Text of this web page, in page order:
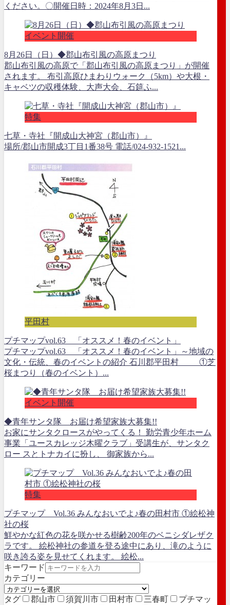
ください。〇開催日時：2024年8月3日...
イベント開催
8月26日（日）◆郡山布引風の高原まつり
郡山布引風の高原で「郡山布引風の高原まつり」が開催
されます。 布引高原ひまわりウォーク（5km）や大根・
キャベツの収穫体験、大声大会、石筵ふ...
特集
七草・寺社『開成山大神宮（郡山市）』
場所/郡山市開成3丁目1番38号 電話/024-932-1521...
平田村
プチマップvol.63 「オススメ！春のイベント」
プチマップvol.63 「オススメ！春のイベント」～地域の
文化・伝統、春のイベントの紹介 石川郡平田村 ①芝
桜まつり（春のイベント）...
イベント開催
◆青年サンタ隊 お届け希望家族大募集!!
お家にサンタクロースがやってくる！ 勤労青少年ホーム
事業「ユースカレッジ木曜クラブ」受講生が、サンタク
ロー スとトナカイに扮し、 御家族から...
特集
プチマップ Vol.36 みんなおいでよ♪春の田村市 ①絵松神
社の桜
鮮やかな紅色の花を咲かせる樹齢200年のベニシダレザク
ラです。 絵松神社の参道を登る途中にあり、滝のように
咲き誇る姿を見せてくれます。 絵松...
キーワード
カテゴリー
タグ 郡山市 須賀川市 田村市 三春町
プチマッ